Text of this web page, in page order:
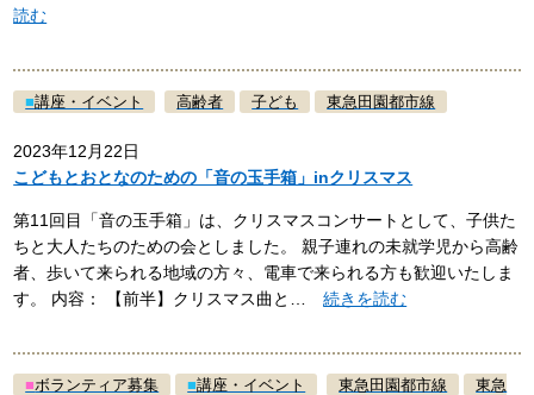
読む
■講座・イベント 高齢者 子ども 東急田園都市線
2023年12月22日
こどもとおとなのための「音の玉手箱」inクリスマス
第11回目「音の玉手箱」は、クリスマスコンサートとして、子供た
ちと大人たちのための会としました。 親子連れの未就学児から高齢
者、歩いて来られる地域の方々、電車で来られる方も歓迎いたしま
す。 内容： 【前半】クリスマス曲と…続きを読む
■ボランティア募集 ■講座・イベント 東急田園都市線
東急